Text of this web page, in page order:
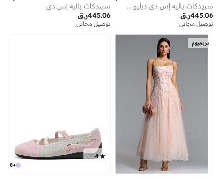
سبيدكات باليه إس دي دبليو إن إس
ر.ق445.06
توصيل مجاني
سبيدكات باليه إس دي
ر.ق445.06
توصيل مجاني
بريميوم
+
8
4
(
4
)